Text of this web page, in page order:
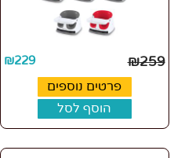
₪259
₪229
פרטים נוספים
הוסף לסל